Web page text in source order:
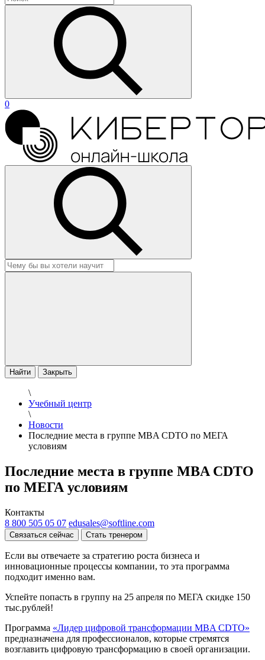
0
Найти Закрыть
\
Учебный центр
\
Новости
Последние места в группе MBA CDTO по МЕГА
условиям
Последние места в группе MBA CDTO
по МЕГА условиям
Контакты
8 800 505 05 07 edusales@softline.com
Связаться сейчас Стать тренером
Если вы отвечаете за стратегию роста бизнеса и
инновационные процессы компании, то эта программа
подходит именно вам.
Успейте попасть в группу на 25 апреля по МЕГА скидке 150
тыс.рублей!
Программа «Лидер цифровой трансформации MBA CDTO»
предназначена для профессионалов, которые стремятся
возглавить цифровую трансформацию в своей организации.